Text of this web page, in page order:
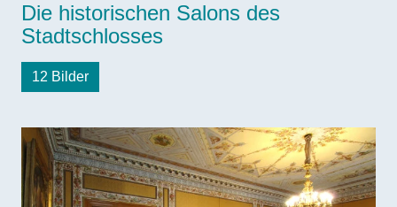
Die historischen Salons des
Stadtschlosses
12 Bilder
Bilddatei